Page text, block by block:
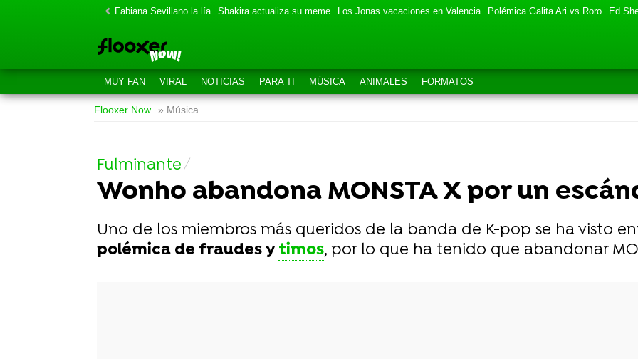
Fabiana Sevillano la lía Shakira actualiza su meme Los Jonas vacaciones en Valencia Polémica Galita Ari vs Roro Ed
MUY FAN VIRAL NOTICIAS PARA TI MÚSICA ANIMALES FORMATOS
Flooxer Now » Música
Fulminante
Wonho abandona MONSTA X por un
Uno de los miembros más queridos de la banda de K-pop se ha visto
polémica de fraudes ytimos, por lo que ha tenido que abandonar